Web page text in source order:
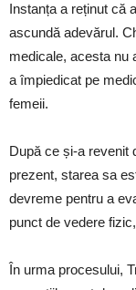
Instanța a reținut că
ascundă adevărul.
medicale, acesta nu
a împiedicat pe
femeii.
După ce și-a revenit
prezent, starea sa
devreme pentru a
punct de vedere
În urma procesului,